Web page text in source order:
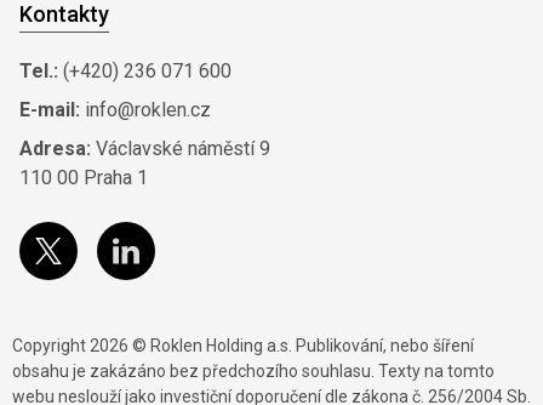
Kontakty
Tel.: (+420) 236 071 600
E-mail: info@roklen.cz
Adresa: Václavské náměstí 9
110 00 Praha 1
Copyright 2026 © Roklen Holding a.s. Publikování, nebo šíření
obsahu je zakázáno bez předchozího souhlasu. Texty na tomto
webu neslouží jako investiční doporučení dle zákona č. 256/2004 Sb.